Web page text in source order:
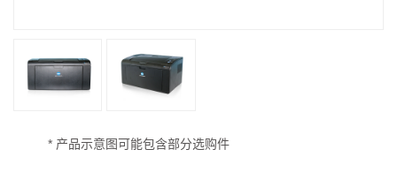
* 产品示意图可能包含部分选购件